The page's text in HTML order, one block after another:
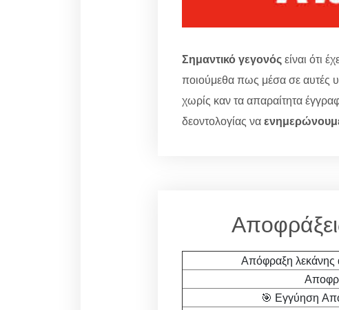
Σημαντικό γεγονόςείναι ότι
ποιούμεθα πως μέσα σε αυτές
χωρίς καν τα απαραίτητα
δεοντολογίας να
Απόφραξη
🎯 Εγγύηση